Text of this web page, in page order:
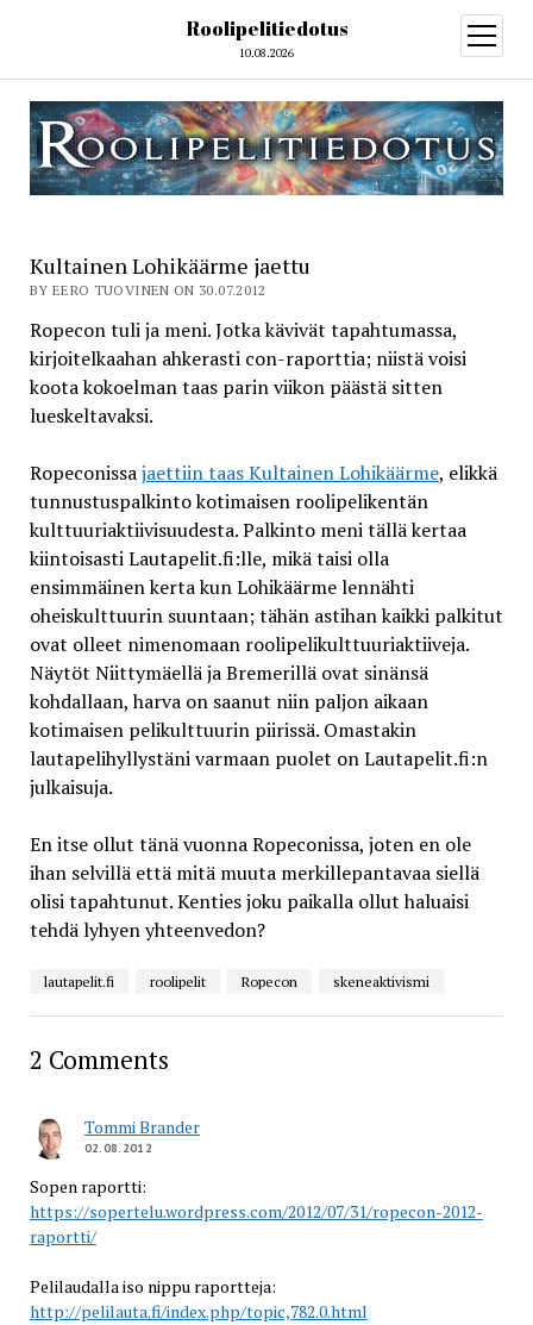
Roolipelitiedotus
10.08.2026
open
menu
Kultainen Lohikäärme jaettu
BY EERO TUOVINEN ON 30.07.2012
Ropecon tuli ja meni. Jotka kävivät tapahtumassa,
kirjoitelkaahan ahkerasti con-raporttia; niistä voisi
koota kokoelman taas parin viikon päästä sitten
lueskeltavaksi.
Ropeconissajaettiin taas Kultainen Lohikäärme, elikkä
tunnustuspalkinto kotimaisen roolipelikentän
kulttuuriaktiivisuudesta. Palkinto meni tällä kertaa
kiintoisasti Lautapelit.fi:lle, mikä taisi olla
ensimmäinen kerta kun Lohikäärme lennähti
oheiskulttuurin suuntaan; tähän astihan kaikki palkitut
ovat olleet nimenomaan roolipelikulttuuriaktiiveja.
Näytöt Niittymäellä ja Bremerillä ovat sinänsä
kohdallaan, harva on saanut niin paljon aikaan
kotimaisen pelikulttuurin piirissä. Omastakin
lautapelihyllystäni varmaan puolet on Lautapelit.fi:n
julkaisuja.
En itse ollut tänä vuonna Ropeconissa, joten en ole
ihan selvillä että mitä muuta merkillepantavaa siellä
olisi tapahtunut. Kenties joku paikalla ollut haluaisi
tehdä lyhyen yhteenvedon?
lautapelit.fi roolipelit Ropecon skeneaktivismi
2 Comments
Tommi Brander
02.08.2012
Sopen raportti:
https://sopertelu.wordpress.com/2012/07/31/ropecon-2012-
raportti/
Pelilaudalla iso nippu raportteja:
http://pelilauta.fi/index.php/topic,782.0.html